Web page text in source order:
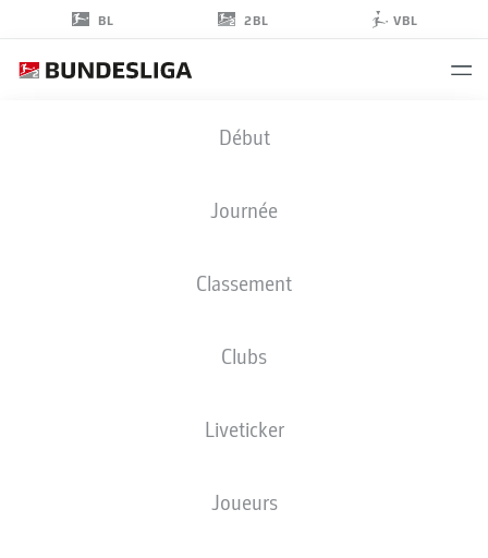
BL 2BL VBL
Début
Journée
Classement
Clubs
Liveticker
Joueurs
22.12.2007